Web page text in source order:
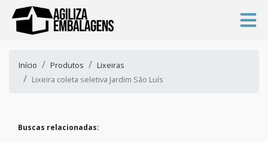
Início Produtos
Lixeiras
Lixeira coleta seletiva Jardim São Luís
Buscas relacionadas: